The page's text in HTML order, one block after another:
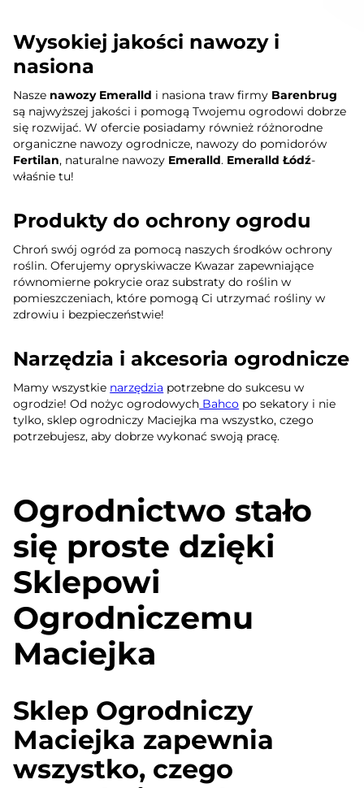
Wysokiej jakości nawozy i
nasiona
Nasze nawozy Emeralld i nasiona traw firmy Barenbrug
są najwyższej jakości i pomogą Twojemu ogrodowi dobrze
się rozwijać. W ofercie posiadamy również różnorodne
organiczne nawozy ogrodnicze, nawozy do pomidorów
Fertilan, naturalne nawozy Emeralld. Emeralld Łódź-
właśnie tu!
Produkty do ochrony ogrodu
Chroń swój ogród za pomocą naszych środków ochrony
roślin. Oferujemy opryskiwacze Kwazar zapewniające
równomierne pokrycie oraz substraty do roślin w
pomieszczeniach, które pomogą Ci utrzymać rośliny w
zdrowiu i bezpieczeństwie!
Narzędzia i akcesoria ogrodnicze
Mamy wszystkie narzędzia potrzebne do sukcesu w
ogrodzie! Od nożyc ogrodowych Bahco po sekatory i nie
tylko, sklep ogrodniczy Maciejka ma wszystko, czego
potrzebujesz, aby dobrze wykonać swoją pracę.
Ogrodnictwo stało
się proste dzięki
Sklepowi
Ogrodniczemu
Maciejka
Sklep Ogrodniczy
Maciejka zapewnia
wszystko, czego